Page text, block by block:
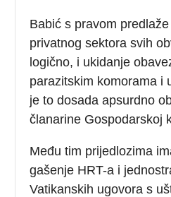
Babić s pravom
privatnog sektora svih
logično, i ukidanje
parazitskim komorama i
je to dosada apsurdno
članarine Gospodarskoj
Među tim prijedlozima
gašenje HRT-a i
Vatikanskih ugovora s